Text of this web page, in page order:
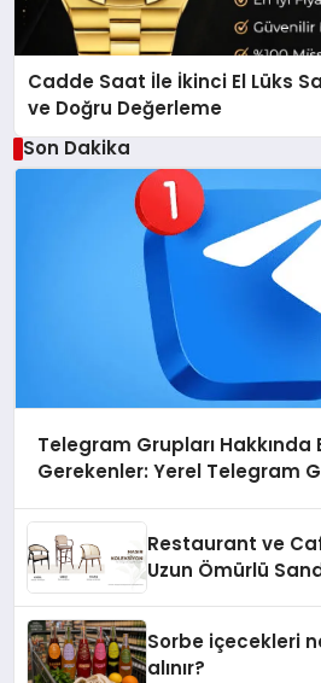
Cadde Saat İle İkinci El Lüks
ve Doğru Değerleme
Son Dakika
Telegram Grupları Hakkında
Gerekenler: Yerel Telegram
Restaurant ve
Uzun Ömürlü
Sorbe içecekleri
alınır?